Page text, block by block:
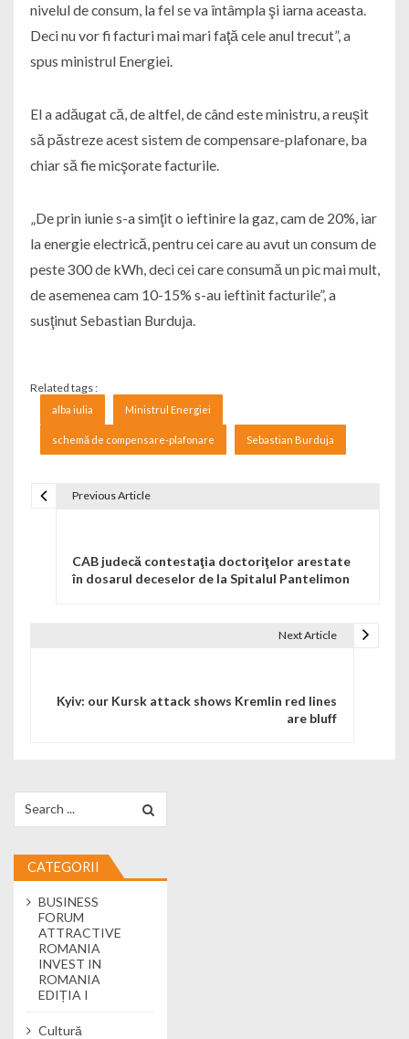
nivelul de consum, la fel se va întâmpla şi iarna aceasta.
Deci nu vor fi facturi mai mari faţă cele anul trecut”, a
spus ministrul Energiei.
El a adăugat că, de altfel, de când este ministru, a reuşit
să păstreze acest sistem de compensare-plafonare, ba
chiar să fie micşorate facturile.
„De prin iunie s-a simţit o ieftinire la gaz, cam de 20%, iar
la energie electrică, pentru cei care au avut un consum de
peste 300 de kWh, deci cei care consumă un pic mai mult,
de asemenea cam 10-15% s-au ieftinit facturile”, a
susţinut Sebastian Burduja.
Related tags :
alba iulia Ministrul Energiei
schemă de compensare-plafonare Sebastian Burduja
Previous Article
CAB judecă contestaţia doctoriţelor arestate
în dosarul deceselor de la Spitalul Pantelimon
Next Article
Kyiv: our Kursk attack shows Kremlin red lines
are bluff
CATEGORII
BUSINESS
FORUM
ATTRACTIVE
ROMANIA
INVEST IN
ROMANIA
EDIȚIA I
Cultură